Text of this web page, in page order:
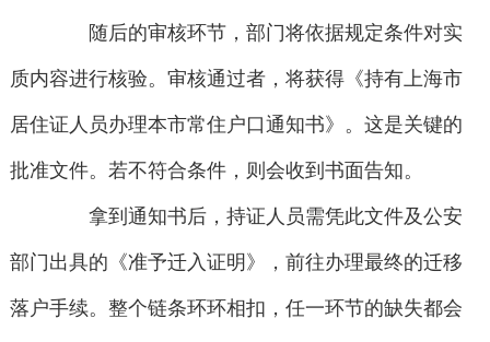
随后的审核环节，部门将依据规定条件对实
质内容进行核验。审核通过者，将获得《持有上海市
居住证人员办理本市常住户口通知书》。这是关键的
批准文件。若不符合条件，则会收到书面告知。
拿到通知书后，持证人员需凭此文件及公安
部门出具的《准予迁入证明》，前往办理最终的迁移
落户手续。整个链条环环相扣，任一环节的缺失都会